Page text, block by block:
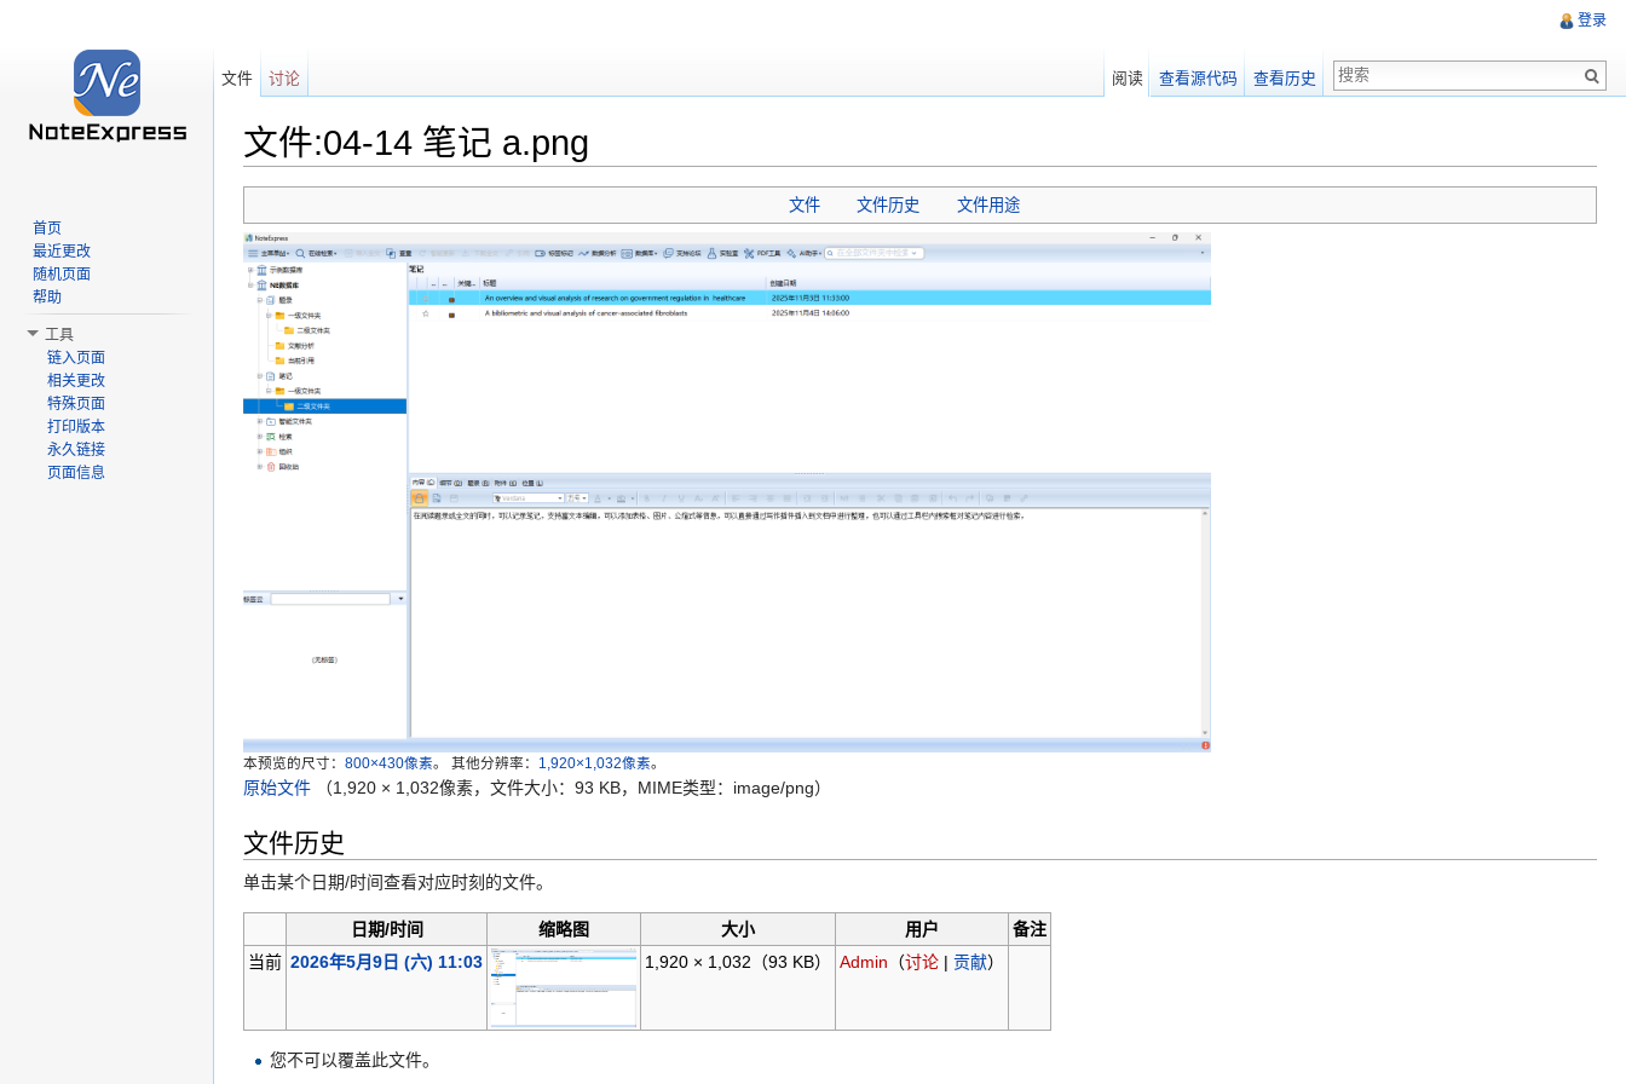
文件:04-14 笔记 a.png
文件 文件历史 文件用途
本预览的尺寸： 800×430像素。 其他分辨率： 1,920×1,032像素。
原始文件 （1,920 × 1,032像素，文件大小：93 KB，MIME类型：image/png）
文件历史
单击某个日期/时间查看对应时刻的文件。
日期/时间 缩略图 大小 用户
备注
当前 2026年5月9日 (六) 11:03 1,920 × 1,032 （93 KB） Admin （讨论| 贡献）
您不可以覆盖此文件。
登录
文件 讨论 阅读 查看源代码 查看历史
首页
最近更改
随机页面
帮助
工具
链入页面
相关更改
特殊页面
打印版本
永久链接
页面信息